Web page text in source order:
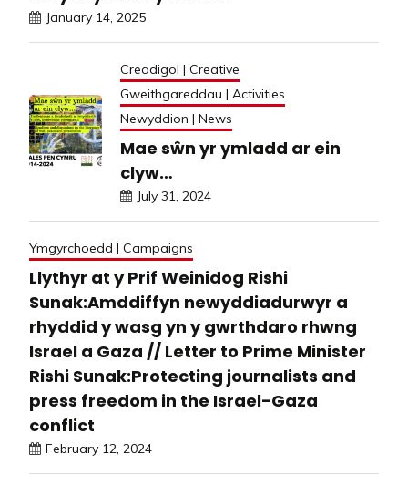
January 14, 2025
Creadigol | Creative
Gweithgareddau | Activities
Newyddion | News
Mae sŵn yr ymladd ar ein
clyw…
July 31, 2024
Ymgyrchoedd | Campaigns
Llythyr at y Prif Weinidog Rishi
Sunak:Amddiffyn newyddiadurwyr a
rhyddid y wasg yn y gwrthdaro rhwng
Israel a Gaza // Letter to Prime Minister
Rishi Sunak:Protecting journalists and
press freedom in the Israel-Gaza
conflict
February 12, 2024